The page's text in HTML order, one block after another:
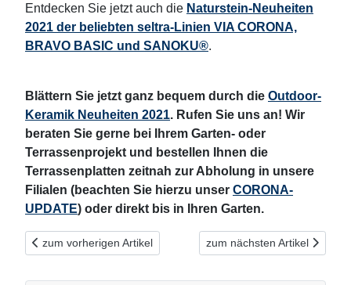
Entdecken Sie jetzt auch die Naturstein-Neuheiten
2021 der beliebten seltra-Linien VIA CORONA,
BRAVO BASIC und SANOKU®.
Blättern Sie jetzt ganz bequem durch die Outdoor-
Keramik Neuheiten 2021. Rufen Sie uns an! Wir
beraten Sie gerne bei Ihrem Garten- oder
Terrassenprojekt und bestellen Ihnen die
Terrassenplatten zeitnah zur Abholung in unsere
Filialen (beachten Sie hierzu unser CORONA-
UPDATE) oder direkt bis in Ihren Garten.
Vorheriger Beitrag: Jetzt noch vielseitiger: Die beliebten Seltra
zum vorherigen Artikel Nächster Beitrag: Mit
zum nächsten Artikel